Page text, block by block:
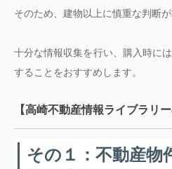
そのため、建物以上に慎重な判断が
十分な情報収集を行い、購入時に
することをおすすめします。
【高崎不動産情報ライブラリ
その１：不動産物